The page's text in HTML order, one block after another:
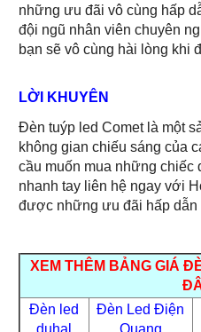
những ưu đãi vô cùng hấp
đội ngũ nhân viên chuyên
bạn sẽ vô cùng hài lòng khi
LỜI KHUYÊN
Đèn tuýp led Comet là một
không gian chiếu sáng của
cầu muốn mua những chiếc
nhanh tay liên hệ ngay với
được những ưu đãi hấp dẫn
XEM THÊM BẢNG GIÁ
Đèn led
duhal
Đèn Led Điện
Quang